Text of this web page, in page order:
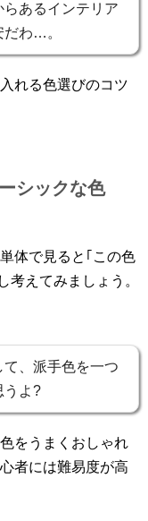
あるインテリア
だわ…。
れる色選びのコツ
シックな色
体で見ると｢この色
考えてみましょう。
、派手色を一つ
うよ?
をうまくおしゃれ
者には難易度が高